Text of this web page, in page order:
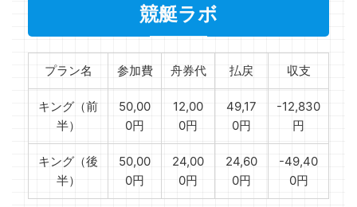
競艇ラボ
プラン名 参加費 舟券代 払戻 収支
キング（前
半）
50,00
0円
12,00
0円
49,17
0円
-12,830
円
キング（後
半）
50,00
0円
24,00
0円
24,60
0円
-49,40
0円